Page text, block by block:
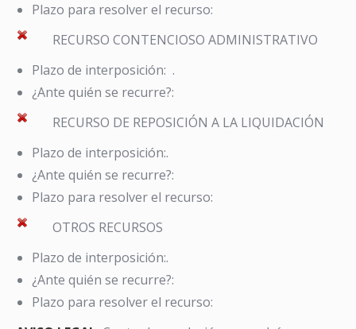
Plazo para resolver el recurso:
RECURSO CONTENCIOSO ADMINISTRATIVO
Plazo de interposición: .
¿Ante quién se recurre?:
RECURSO DE REPOSICIÓN A LA LIQUIDACIÓN
Plazo de interposición:.
¿Ante quién se recurre?:
Plazo para resolver el recurso:
OTROS RECURSOS
Plazo de interposición:.
¿Ante quién se recurre?:
Plazo para resolver el recurso: